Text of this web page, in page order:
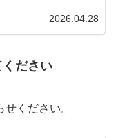
2026.04.28
ださい
ください。